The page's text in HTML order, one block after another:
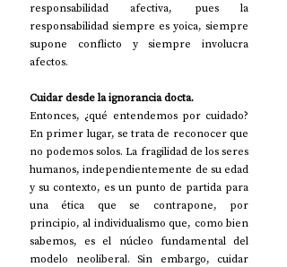
responsabilidad afectiva, pues la
responsabilidad siempre es yoica, siempre
supone conflicto y siempre involucra
afectos.
Cuidar desde la ignorancia docta.
Entonces, ¿qué entendemos por cuidado?
En primer lugar, se trata de reconocer que
no podemos solos. La fragilidad de los seres
humanos, independientemente de su edad
y su contexto, es un punto de partida para
una ética que se contrapone, por
principio, al individualismo que, como bien
sabemos, es el núcleo fundamental del
modelo neoliberal. Sin embargo, cuidar